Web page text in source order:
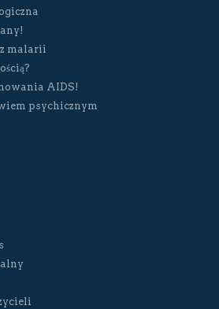
malarii
AIDS!
psychicznym